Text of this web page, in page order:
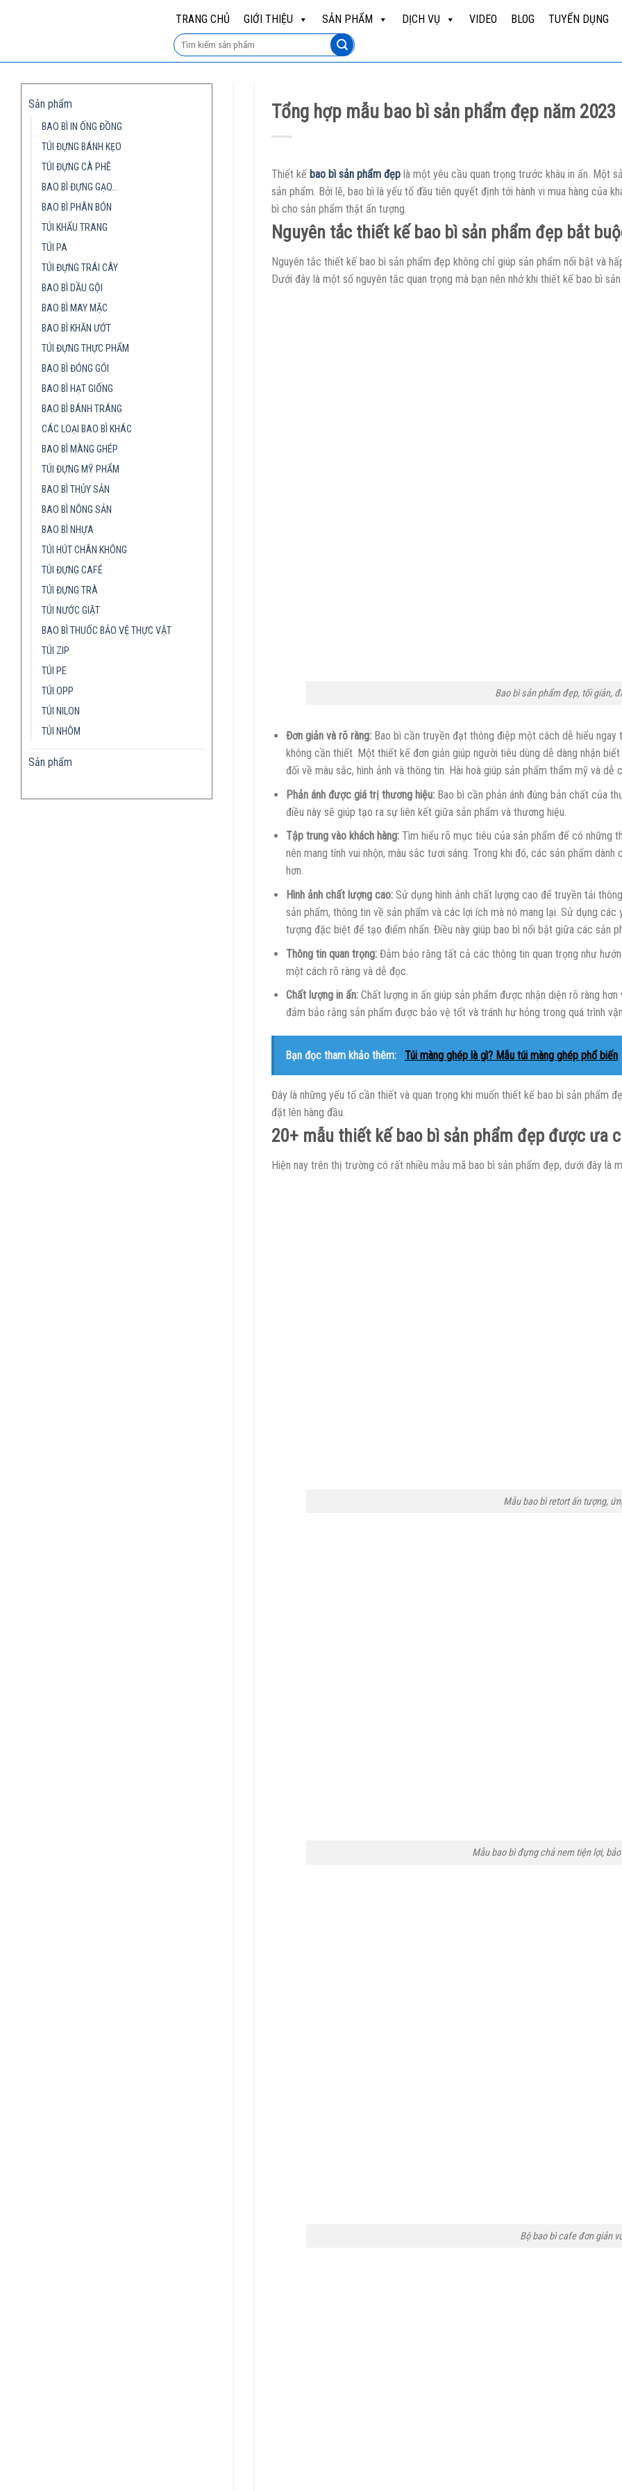
TRANG CHỦ GIỚI THIỆU SẢN PHẨM DỊCH VỤ VIDEO BLOG TUYỂN DỤNG
Sản phẩm
BAO BÌ IN ỐNG ĐỒNG
TÚI ĐỰNG BÁNH KẸO
TÚI ĐỰNG CÀ PHÊ
BAO BÌ ĐỰNG GẠO…
BAO BÌ PHÂN BÓN
TÚI KHẨU TRANG
TÚI PA
TÚI ĐỰNG TRÁI CÂY
BAO BÌ DẦU GỘI
BAO BÌ MAY MẶC
BAO BÌ KHĂN ƯỚT
TÚI ĐỰNG THỰC PHẨM
BAO BÌ ĐÓNG GÓI
BAO BÌ HẠT GIỐNG
BAO BÌ BÁNH TRÁNG
CÁC LOẠI BAO BÌ KHÁC
BAO BÌ MÀNG GHÉP
TÚI ĐỰNG MỸ PHẨM
BAO BÌ THỦY SẢN
BAO BÌ NÔNG SẢN
BAO BÌ NHỰA
TÚI HÚT CHÂN KHÔNG
TÚI ĐỰNG CAFÉ
TÚI ĐỰNG TRÀ
TÚI NƯỚC GIẶT
BAO BÌ THUỐC BẢO VỆ THỰC VẬT
TÚI ZIP
TÚI PE
TÚI OPP
TÚI NILON
TÚI NHÔM
Sản phẩm
Tổng hợp mẫu bao bì sản phẩm đẹp năm 2023
Thiết kế bao bì sản phẩm đẹp là một yêu cầu quan trọng trước khâu in ấn. Một
sản phẩm. Bởi lẽ, bao bì là yếu tố đầu tiên quyết định tới hành vi mua hàng của
bì cho sản phẩm thật ấn tượng.
Nguyên tắc thiết kế bao bì sản phẩm đẹp bắt
Nguyên tắc thiết kế bao bì sản phẩm đẹp không chỉ giúp sản phẩm nổi bật và
Dưới đây là một số nguyên tắc quan trọng mà bạn nên nhớ khi thiết kế bao bì
Bao bì sản phẩm đẹp, tối giản,
Đơn giản và rõ ràng:Bao bì cần truyền đạt thông điệp một cách dễ hiểu
không cần thiết. Một thiết kế đơn giản giúp người tiêu dùng dễ dàng nhận
đối về màu sắc, hình ảnh và thông tin. Hài hoà giúp sản phẩm thẩm mỹ và dễ
Phản ánh được giá trị thương hiệu:Bao bì cần phản ánh đúng bản chất của
điều này sẽ giúp tạo ra sự liên kết giữa sản phẩm và thương hiệu.
Tập trung vào khách hàng:Tìm hiểu rõ mục tiêu của sản phẩm để có những
nên mang tính vui nhộn, màu sắc tươi sáng. Trong khi đó, các sản phẩm
hơn.
Hình ảnh chất lượng cao:Sử dụng hình ảnh chất lượng cao để truyền tải
sản phẩm, thông tin về sản phẩm và các lợi ích mà nó mang lại. Sử dụng
tượng đặc biệt để tạo điểm nhấn. Điều này giúp bao bì nổi bật giữa các sản
Thông tin quan trọng:Đảm bảo rằng tất cả các thông tin quan trọng như
một cách rõ ràng và dễ đọc.
Chất lượng in ấn:Chất lượng in ấn giúp sản phẩm được nhận diện rõ ràng
đảm bảo rằng sản phẩm được bảo vệ tốt và tránh hư hỏng trong quá trình
Bạn đọc tham khảo thêm: Túi màng ghép là gì? Mẫu túi màng ghép phổ biến
Đây là những yếu tố cần thiết và quan trọng khi muốn thiết kế bao bì sản phẩm
đặt lên hàng đầu.
20+ mẫu thiết kế bao bì sản phẩm đẹp được ưa
Hiện nay trên thị trường có rất nhiều mẫu mã bao bì sản phẩm đẹp, dưới đây là
Mẫu bao bì retort ấn tượng,
Mẫu bao bì đựng chả nem tiện lợi,
Bộ bao bì cafe đơn giản